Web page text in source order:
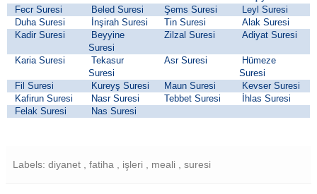
Fecr Suresi
Beled Suresi Şems Suresi
Leyl Suresi
Duha Suresi
İnşirah Suresi Tin Suresi
Alak Suresi
Kadir Suresi
Beyyine
Suresi
Zilzal Suresi Adiyat Suresi
Karia Suresi
Tekasur
Suresi
Asr Suresi
Hümeze
Suresi
Fil Suresi
Kureyş Suresi Maun Suresi
Kevser Suresi
Kafirun Suresi
Nasr Suresi Tebbet Suresi
İhlas Suresi
Felak Suresi
Nas Suresi
Labels: diyanet , fatiha , işleri , meali , suresi